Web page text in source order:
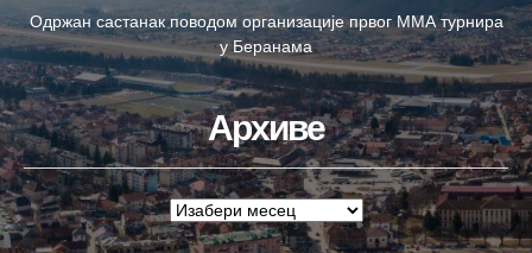
Одржан састанак поводом организације првог ММА турнира
у Беранама
Архиве